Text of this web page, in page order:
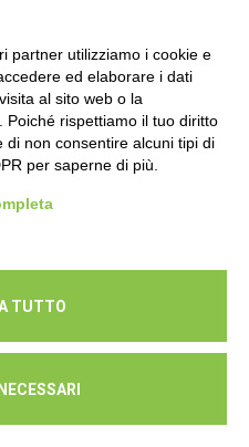
e P.IVA 01541120356 -
partner utilizziamo i cookie e
ed elaborare i dati
al sito web o la
Poiché rispettiamo il tuo diritto
di non consentire alcuni tipi di
per saperne di più.
TUTTO